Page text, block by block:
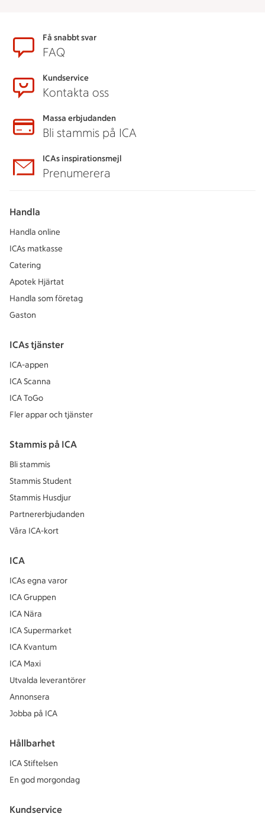
SidfotFå snabbt svar
FAQ
Kundservice
Kontakta oss
Massa erbjudanden
Bli stammis på ICA
ICAs inspirationsmejl
Prenumerera
Handla
Handla online
ICAs matkasse
Catering
Apotek Hjärtat
Handla som företag
Gaston
ICAs tjänster
ICA-appen
ICA Scanna
ICA ToGo
Fler appar och tjänster
Stammis på ICA
Bli stammis
Stammis Student
Stammis Husdjur
Partnererbjudanden
Våra ICA-kort
ICA
ICAs egna varor
ICA Gruppen
ICA Nära
ICA Supermarket
ICA Kvantum
ICA Maxi
Utvalda leverantörer
Annonsera
Jobba på ICA
Hållbarhet
ICA Stiftelsen
En god morgondag
Kundservice